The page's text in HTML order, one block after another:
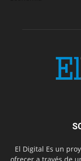
El Digital Es un